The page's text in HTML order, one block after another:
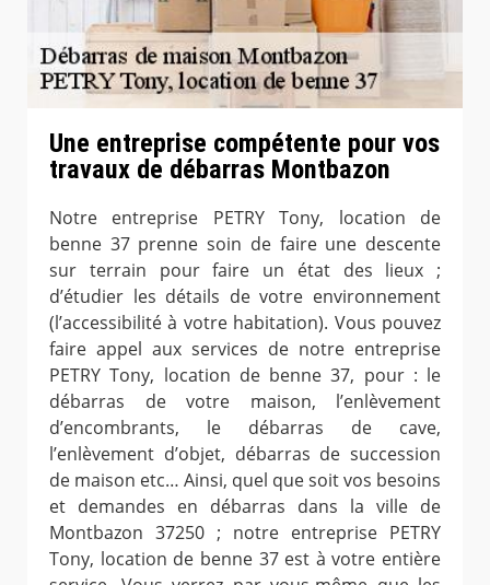
Une entreprise compétente pour vos
travaux de débarras Montbazon
Notre entreprise PETRY Tony, location de
benne 37 prenne soin de faire une descente
sur terrain pour faire un état des lieux ;
d’étudier les détails de votre environnement
(l’accessibilité à votre habitation). Vous pouvez
faire appel aux services de notre entreprise
PETRY Tony, location de benne 37, pour : le
débarras de votre maison, l’enlèvement
d’encombrants, le débarras de cave,
l’enlèvement d’objet, débarras de succession
de maison etc… Ainsi, quel que soit vos besoins
et demandes en débarras dans la ville de
Montbazon 37250 ; notre entreprise PETRY
Tony, location de benne 37 est à votre entière